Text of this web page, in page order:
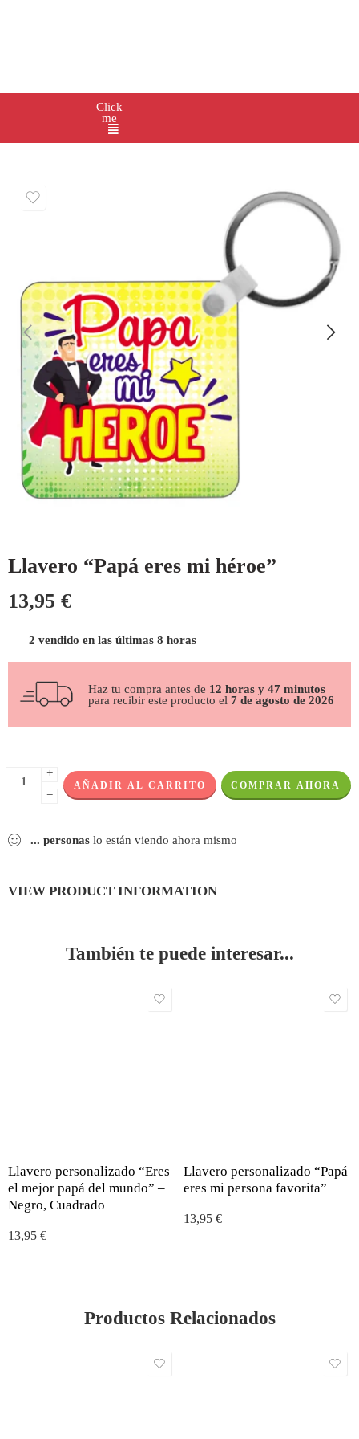
Click
me
Llavero “Papá eres mi héroe”
13,95 €
2 vendido en las últimas 8 horas
Haz tu compra antes de 12 horas y 47 minutos
para recibir este producto el 7 de agosto de 2026
+
−
AÑADIR AL CARRITO COMPRAR AHORA
... personas lo están viendo ahora mismo
VIEW PRODUCT INFORMATION
También te puede interesar...
Llavero personalizado “Eres
el mejor papá del mundo” –
Negro, Cuadrado
13,95 €
Llavero personalizado “Papá
eres mi persona favorita”
13,95 €
Productos Relacionados